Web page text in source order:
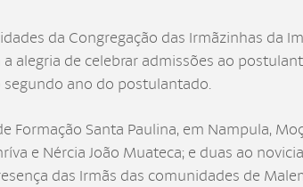
da Congregação das Irmãzinhas da
a alegria de celebrar admissões ao
segundo ano do postulantado.
Formação Santa Paulina, em Nampula,
e Nércia João Muateca; e duas ao
das Irmãs das comunidades de